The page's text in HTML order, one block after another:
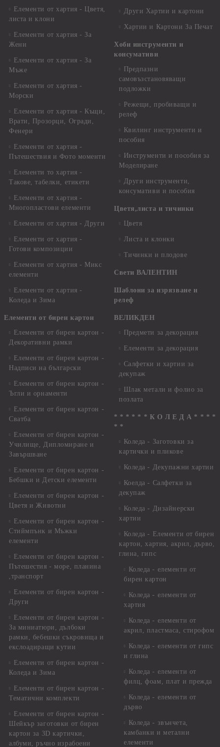
Елементи от хартия - Цветя,
листа и клони
Елементи от хартия - За
Жени
Елементи от хартия - За
Мъже
Елементи от хартия -
Морски
Елементи от хартия - Къщи,
Врати, Прозорци, Огради,
Фенери
Елементи от хартия -
Пътешествия и Фото моменти
Елементи то хартия -
Такове, табелки, етикети
Елементи от хартия -
Многопластови елементи
Елементи от хартия - Други
Елементи от хартия -
Готови композиции
Елементи от хартия - Микс
елементи
Елементи от хартия -
Коледа и Зима
Елементи от бирен картон
Елементи от бирен картон -
Декоративни рамки
Елементи от бирен картон -
Надписи на български
Елементи от бирен картон -
Ъгли и орнаменти
Елементи от бирен картон -
Сватба
Елементи от бирен картон -
Училище, Дипломиране и
Завършване
Елементи от бирен картон -
Бебшки и Детски елементи
Елементи от бирен картон -
Цветя и Животни
Елементи от бирен картон -
Стиймпънк и Мъжки
елементи
Елементи от бирен картон -
Пътешестия - море, планина
,транспорт
Елементи от бирен картон -
Други
Елементи от бирен картон -
За миниатюри, дълбоки
рамки, бебешки съкровища и
екслоадиращи кутии
Елементи от бирен картон -
Коледа и Зима
Елементи от бирен картон -
Тематични комплекти
Елементи от бирен картон -
Шейкър заготовки от бирен
картон за 3D картички,
албуми, ръчно израбоени
Други Хартии и картони
Хартии и Картони За Печат
Хоби инструменти и
консумативи
Предпазни
самовъзстановяващи
подложки
Режещи, пробиващи и
релеф
Квилинг инструменти и
пособия
Инструменти и пособия за
Моделиране
Други инструменти,
консумативи и пособия
Цветя,листа и тичинки
Цветя
Листа и клонки
Тичинки и плодове
Свети ВАЛЕНТИН
Шаблони за изрязване и
релеф
ВЕЛИКДЕН
Предмети за декорация
Елементи за декорация
Салфетки и хартии за
декупаж
Шлак метали и фолио за
позлата
* * * * * * К О Л Е Д А * * * *
* *
Коледа - Заготовки за
картички и пликове
Коледа - Декупажни хартии
Коелда - Салфетки за
декупаж
Коледа - Дизайнерски
хартии
Коледа - Eлементи от бирен
картон, хартия, акрил, дърво,
глина, гипс
Коледа - елементи от
бирен картон
Коледа - елементи от
хартия
Коледа - елементи от
акрил, пластмаса, стирофом
Коледа - елементи от гипс
и глина
Коледа - елементи от
филц, фоам, плат и прежда
Коледа - елементи от
дърво
Коледа - звънчета,
камбанки и метални
елементи